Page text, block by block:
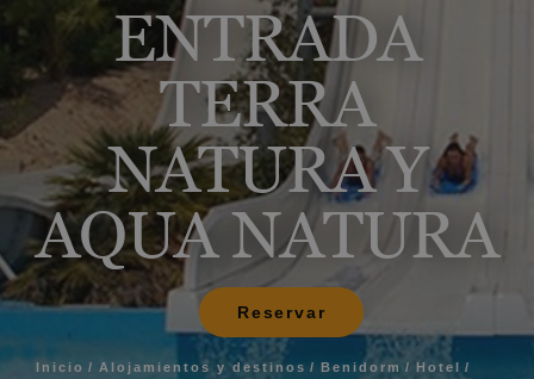
ENTRADA
TERRA
NATURA Y
AQUA NATURA
Reservar
Inicio Alojamientos y destinos Benidorm
Hotel